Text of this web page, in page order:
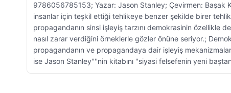
9786056785153; Yazar: Jason Stanley; Çevirmen: Başak
insanlar için teşkil ettiği tehlikeye benzer şekilde birer
propagandanın sinsi işleyiş tarzını demokrasinin özellikle
nasıl zarar verdiğini örneklerle gözler önüne seriyor.;
propagandanın ve propagandaya dair işleyiş
ise Jason Stanley''''nin kitabını "siyasi felsefenin yeni